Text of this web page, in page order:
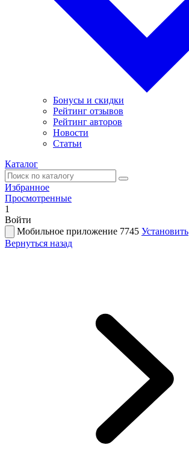
Бонусы и скидки
Рейтинг отзывов
Рейтинг авторов
Новости
Статьи
Каталог
Избранное
Просмотренные
1
Войти
Мобильное приложение 7745 Установить
Вернуться назад